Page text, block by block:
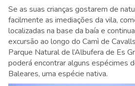
Se as suas crianças gostarem de
facilmente as imediações da vila,
localizadas na base da baía e
excursão ao longo do Camì de
Parque Natural de l’Albufera de Es
poderá encontrar alguns espécimes
Baleares, uma espécie nativa.